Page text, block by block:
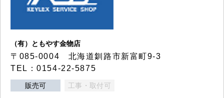
（有）ともやす金物店
〒085-0004 北海道釧路市新富町9-3
TEL：0154-22-5875
販売可 工事・取付可